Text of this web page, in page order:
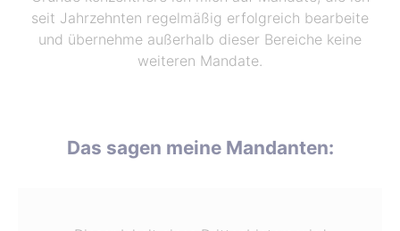
seit Jahrzehnten regelmäßig erfolgreich bearbeite
und übernehme außerhalb dieser Bereiche keine
weiteren Mandate.
Das sagen meine Mandanten: